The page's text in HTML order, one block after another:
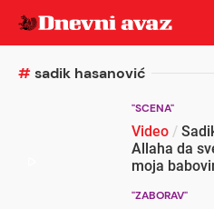
#sadik hasanović
"SCENA"
Video /
Allaha da
moja
"ZABORAV"